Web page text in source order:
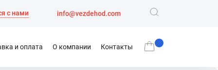
с нами info@vezdehod.com
и оплата О компании Контакты